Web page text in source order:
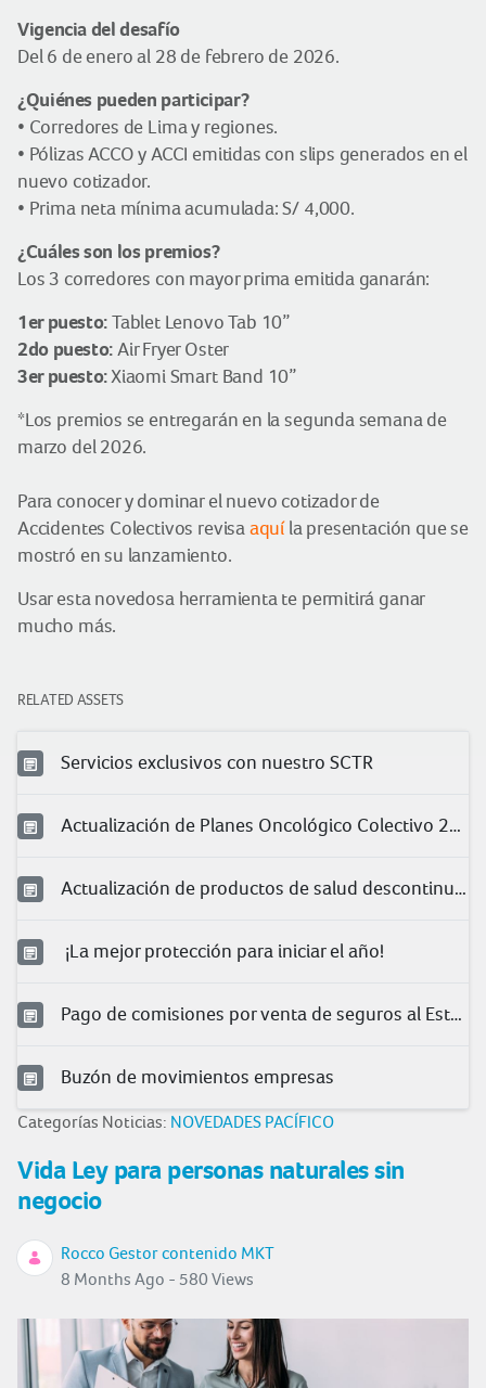
Vigencia del desafío
Del 6 de enero al 28 de febrero de 2026.
¿Quiénes pueden participar?
• Corredores de Lima y regiones.
• Pólizas ACCO y ACCI emitidas con slips generados en el
nuevo cotizador.
• Prima neta mínima acumulada: S/ 4,000.
¿Cuáles son los premios?
Los 3 corredores con mayor prima emitida ganarán:
1er puesto: Tablet Lenovo Tab 10”
2do puesto: Air Fryer Oster
3er puesto:Xiaomi Smart Band 10”
*Los premios se entregarán en la segunda semana de
marzo del 2026.
Para conocer y dominar el nuevo cotizador de
Accidentes Colectivos revisa aquíla presentación que se
mostró en su lanzamiento.
Usar esta novedosa herramienta te permitirá ganar
mucho más.
RELATED ASSETS
Servicios exclusivos con nuestro SCTR
Actualización de Planes Oncológico Colectivo 2025
Actualización de productos de salud descontinuados 2026
¡La mejor protección para iniciar el año!
Pago de comisiones por venta de seguros al Estado
Buzón de movimientos empresas
Categorías Noticias: NOVEDADES PACÍFICO
Vida Ley para personas naturales sin
negocio
Rocco Gestor contenido MKT
8 Months Ago - 580 Views